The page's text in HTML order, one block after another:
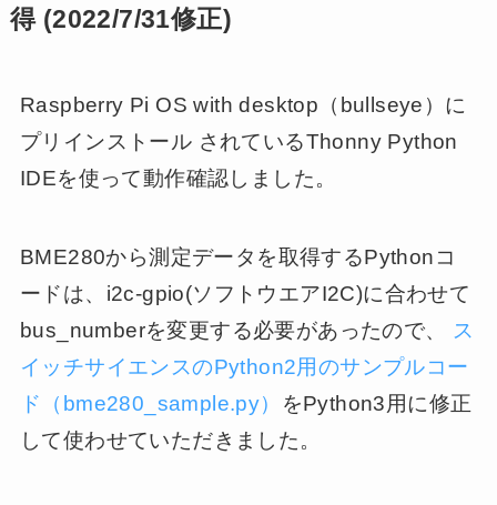
得 (2022/7/31修正)
Raspberry Pi OS with desktop（bullseye）に
プリインストール されているThonny Python
IDEを使って動作確認しました。
BME280から測定データを取得するPythonコ
ードは、i2c-gpio(ソフトウエアI2C)に合わせて
bus_numberを変更する必要があったので、
ス
イッチサイエンスのPython2用のサンプルコー
ド（bme280_sample.py）
をPython3用に修正
して使わせていただきました。